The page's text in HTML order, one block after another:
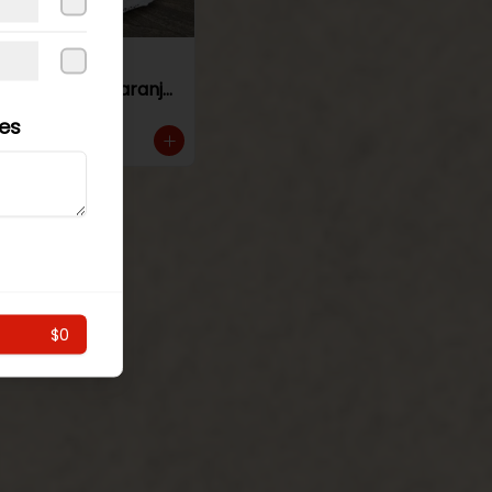
Torta de
panqueque naranja
manjar
$0